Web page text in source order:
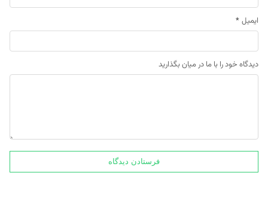
ایمیل *
دیدگاه خود را با ما در میان بگذارید